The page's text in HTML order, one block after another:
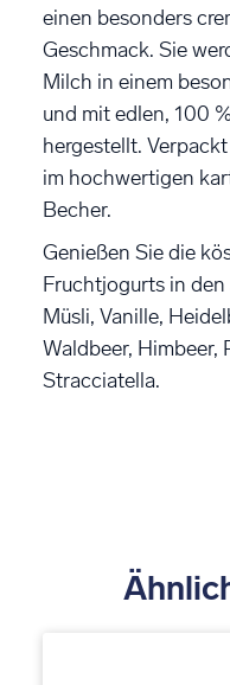
einen besonders
Geschmack. Sie
Milch in einem
und mit edlen, 100
hergestellt.
im hochwertigen
Becher.
Genießen Sie die
Fruchtjogurts in
Müsli, Vanille,
Waldbeer, Himbeer,
Stracciatella.